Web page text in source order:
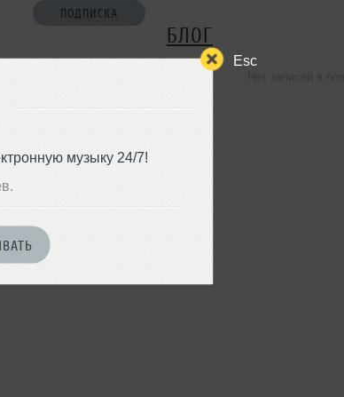
Esc
музыку 24/7!
ПОДПИСКА
БЛОГ